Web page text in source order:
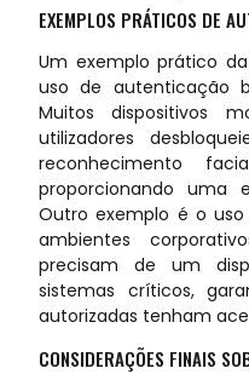
EXEMPLOS PRÁTICOS DE
Um exemplo prático
uso de autenticação
Muitos dispositivos
utilizadores
reconhecimento
proporcionando uma
Outro exemplo é o
ambientes
precisam de um
sistemas críticos,
autorizadas tenham
CONSIDERAÇÕES FINAIS